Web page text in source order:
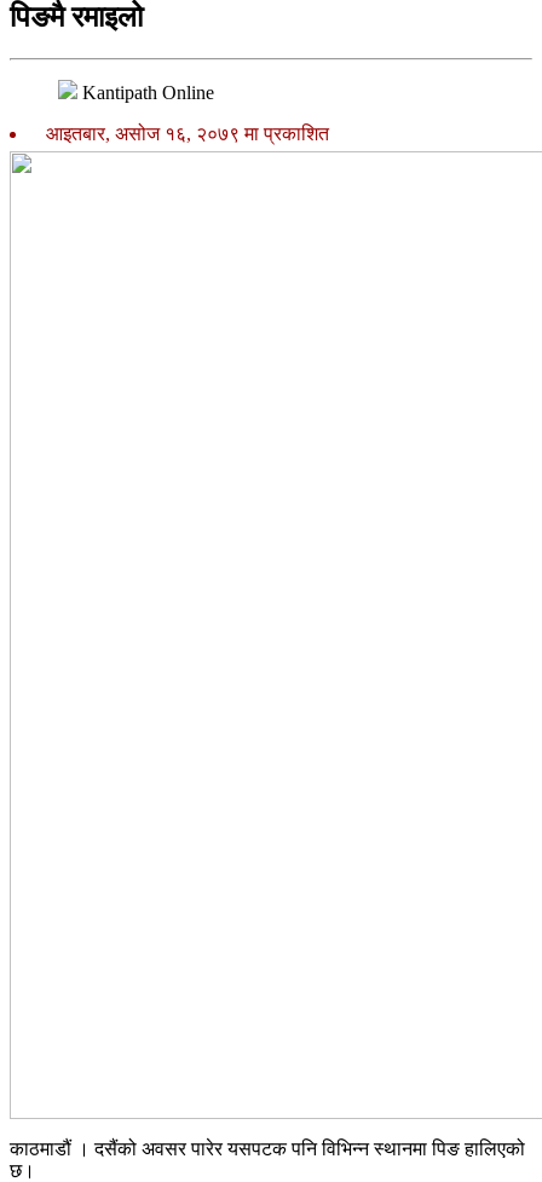
पिङमै रमाइलो
Kantipath Online
आइतबार, असोज १६, २०७९ मा प्रकाशित
काठमाडौं । दसैंको अवसर पारेर यसपटक पनि विभिन्न स्थानमा पिङ हालिएको
छ।